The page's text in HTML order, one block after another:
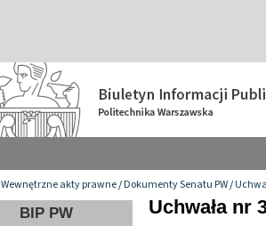
Wewnętrzne akty prawne/Dokumenty Senatu PW/
BIP PW Uchwała nr